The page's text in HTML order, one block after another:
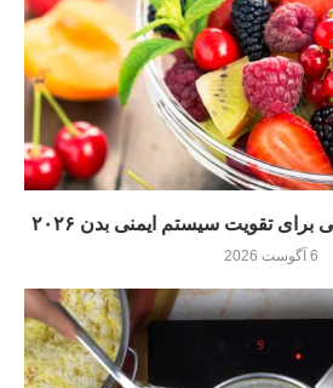
برای تقویت سیستم ایمنی بدن ۲۰۲۶
6 آگوست 2026